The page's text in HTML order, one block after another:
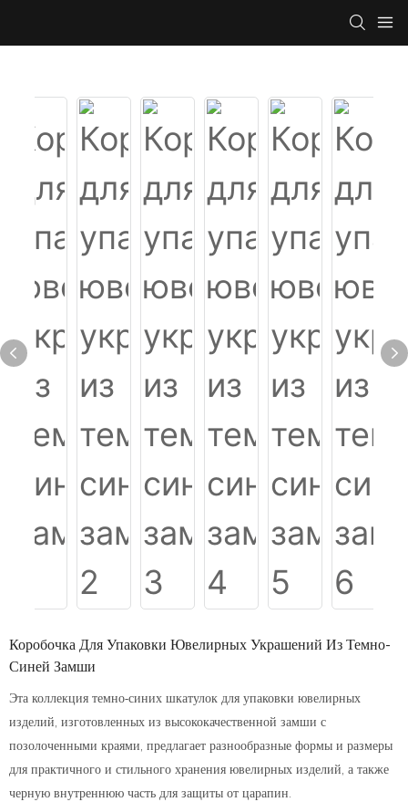
Коробочка Для Упаковки Ювелирных Украшений Из Темно-
Синей Замши
Эта коллекция темно-синих шкатулок для упаковки ювелирных
изделий, изготовленных из высококачественной замши с
позолоченными краями, предлагает разнообразные формы и размеры
для практичного и стильного хранения ювелирных изделий, а также
черную внутреннюю часть для защиты от царапин.